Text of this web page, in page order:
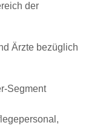
der
Ärzte bezüglich
Segment